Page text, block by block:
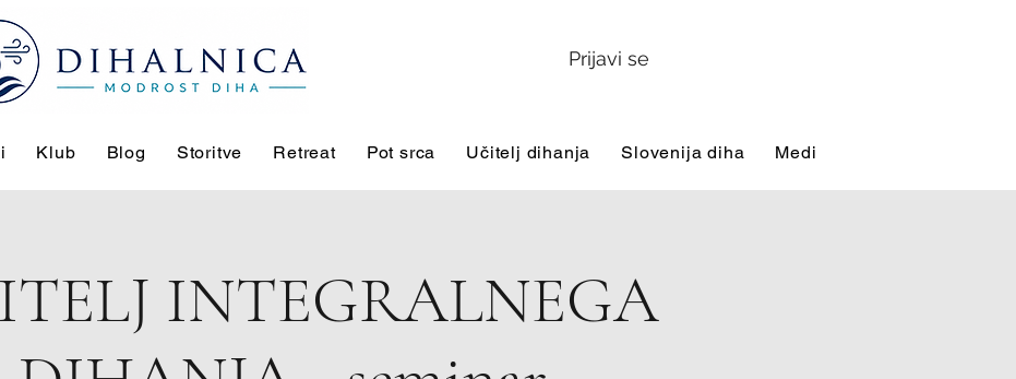
Prijavi se
Klub Blog Storitve Retreat Pot srca Učitelj dihanja Slovenija diha Mediji
INTEGRALNEGA